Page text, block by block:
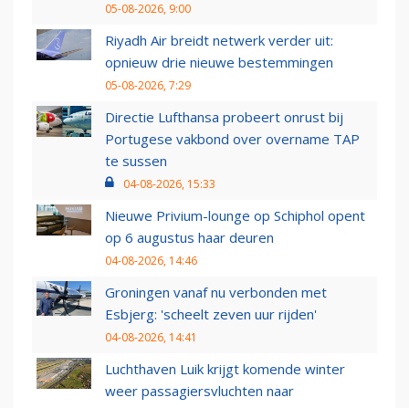
05-08-2026, 9:00
Riyadh Air breidt netwerk verder uit:
opnieuw drie nieuwe bestemmingen
05-08-2026, 7:29
Directie Lufthansa probeert onrust bij
Portugese vakbond over overname TAP
te sussen
04-08-2026, 15:33
Nieuwe Privium-lounge op Schiphol opent
op 6 augustus haar deuren
04-08-2026, 14:46
Groningen vanaf nu verbonden met
Esbjerg: 'scheelt zeven uur rijden'
04-08-2026, 14:41
Luchthaven Luik krijgt komende winter
weer passagiersvluchten naar